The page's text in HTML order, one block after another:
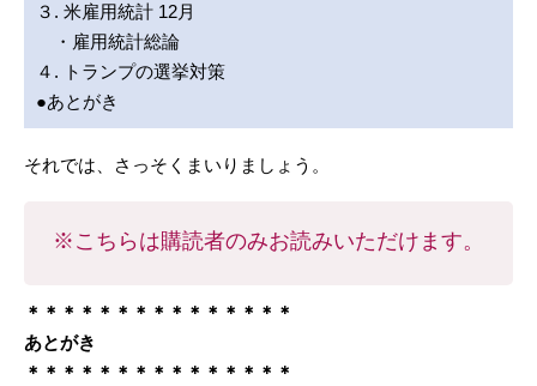
３. 米雇用統計 12月
・雇用統計総論
４. トランプの選挙対策
●あとがき
それでは、さっそくまいりましょう。
※こちらは購読者のみお読みいただけます。
＊＊＊＊＊＊＊＊＊＊＊＊＊＊＊
あとがき
＊＊＊＊＊＊＊＊＊＊＊＊＊＊＊